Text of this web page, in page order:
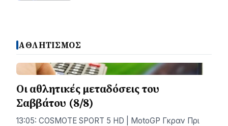
ΑΘΛΗΤΙΣΜΟΣ
Οι αθλητικές μεταδόσεις του
Σαββάτου (8/8)
13:05: COSMOTE SPORT 5 HD | MotoGP Γκραν Πρι